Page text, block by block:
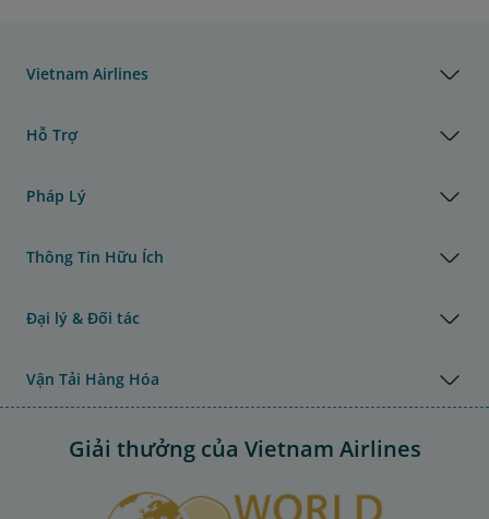
Vietnam Airlines
Hỗ Trợ
Pháp Lý
Thông Tin Hữu Ích
Đại lý & Đối tác
Vận Tải Hàng Hóa
Giải thưởng của Vietnam Airlines